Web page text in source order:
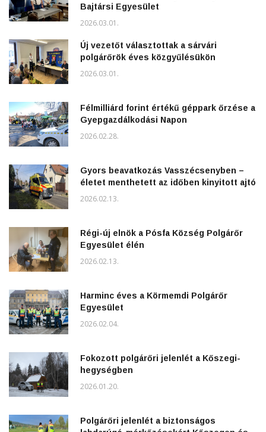
Bajtársi Egyesület
2026.03.01.
Új vezetőt választottak a sárvári
polgárőrök éves közgyűlésükön
2026.03.01.
Félmilliárd forint értékű géppark őrzése a
Gyepgazdálkodási Napon
2026.02.28.
Gyors beavatkozás Vasszécsenyben –
életet menthetett az időben kinyitott ajtó
2026.02.13.
Régi-új elnök a Pósfa Község Polgárőr
Egyesület élén
2026.02.13.
Harminc éves a Körmemdi Polgárőr
Egyesület
2026.02.04.
Fokozott polgárőri jelenlét a Kőszegi-
hegységben
2026.01.20.
Polgárőri jelenlét a biztonságos